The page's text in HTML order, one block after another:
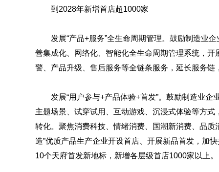
到2028年新增首店超1000家
发展“产品+服务”全生命周期管理。鼓励制造业
善集成化、网络化、智能化全生命周期管理系统，
警、产品升级、售后服务等全链条服务，延长服务链
发展“用户参与+产品体验+首发”。鼓励制造业
主题场景、试穿试用、互动游戏、沉浸式体验等方
转化。聚焦消费科技、情绪消费、国潮新消费、品质
造”优质产品生产企业开设首店、开展新品首发，加
10个天府首发新地标，新增各层级首店1000家以上。